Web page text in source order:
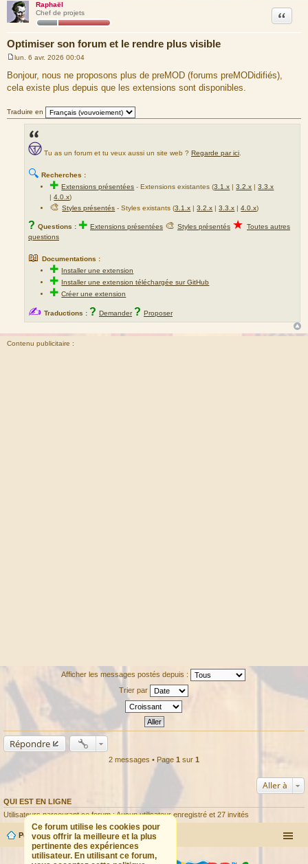
Raphaël
Chef de projets
Optimiser son forum et le rendre plus visible
Citation
s
s
e
lun. 6 avr. 2026 00:04
Bonjour, nous ne proposons plus de preMOD (forums preMODidifiés),
cela existe plus depuis que les extensions sont disponibles.
Traduire en
Tu as un forum et tu veux aussi un site web ? Regarde par ici
🔍 Recherches :
✚Extensions présentées -Extensions existantes (3.1.x |3.2.x |3.3.x
|4.0.x)
🎨Styles présentés - Styles existants (3.1.x |3.2.x |3.3.x |4.0.x)
? Questions : ✚ Extensions présentées 🎨 Styles présentés ★ Toutes autres
questions
📖 Documentations :
✚ Installer une extension
✚ Installer une extension téléchargée sur GitHub
✚Créer une extension
✍ Traductions : ? Demander ? Proposer
Contenu publicitaire :
Afficher les messages postés depuis :
Trier par
Répondre
2 messages • Page 1 sur 1
Aller à
QUI EST EN LIGNE
Utilisateurs parcourant ce forum : Aucun utilisateur enregistré et 27 invités
Ce forum utilise les cookies pour
vous offrir la meilleure et la plus
pertinente des expériences
utilisateur. En utilisant ce forum,
Portail Forum